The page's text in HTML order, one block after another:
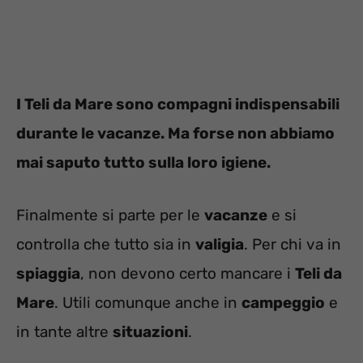
I Teli da Mare sono compagni indispensabili
durante le vacanze. Ma forse non abbiamo
mai saputo tutto sulla loro igiene.
Finalmente si parte per le vacanze e si
controlla che tutto sia in valigia. Per chi va in
spiaggia, non devono certo mancare i Teli da
Mare. Utili comunque anche in campeggio e
in tante altre situazioni.